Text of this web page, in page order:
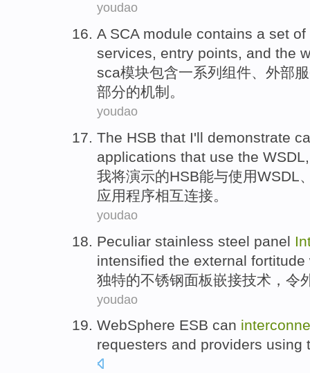
youdao
A SCA module contains a set of
services, entry points, and the
sca模块包含一系列 组件、 外部
部分的机制。
youdao
The HSB that I'll demonstrate
applications that use the WSDL
我将演示的HSB能与使用WSDL
应用程序相互连接。
youdao
Peculiar stainless steel panel
intensified the external fortitude
独特的不锈钢面板嵌接技术 ， 令
youdao
WebSphere ESB can
requesters and providers using